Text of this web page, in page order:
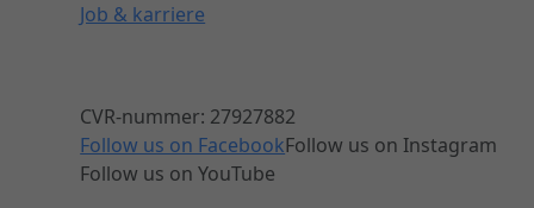
Job & karriere
CVR-nummer: 27927882
Follow us on FacebookFollow us on Instagram
Follow us on YouTube